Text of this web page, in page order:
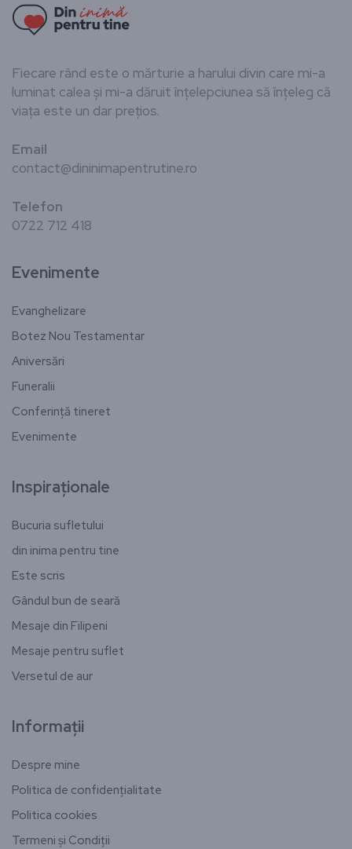
Fiecare rând este o mărturie a harului divin care mi-a
luminat calea și mi-a dăruit înțelepciunea să înțeleg că
viața este un dar prețios.
Email
contact@dininimapentrutine.ro
Telefon
0722 712 418
Evenimente
Evanghelizare
Botez Nou Testamentar
Aniversări
Funeralii
Conferință tineret
Evenimente
Inspiraționale
Bucuria sufletului
din inima pentru tine
Este scris
Gândul bun de seară
Mesaje din Filipeni
Mesaje pentru suflet
Versetul de aur
Informații
Despre mine
Politica de confidențialitate
Politica cookies
Termeni și Condiții